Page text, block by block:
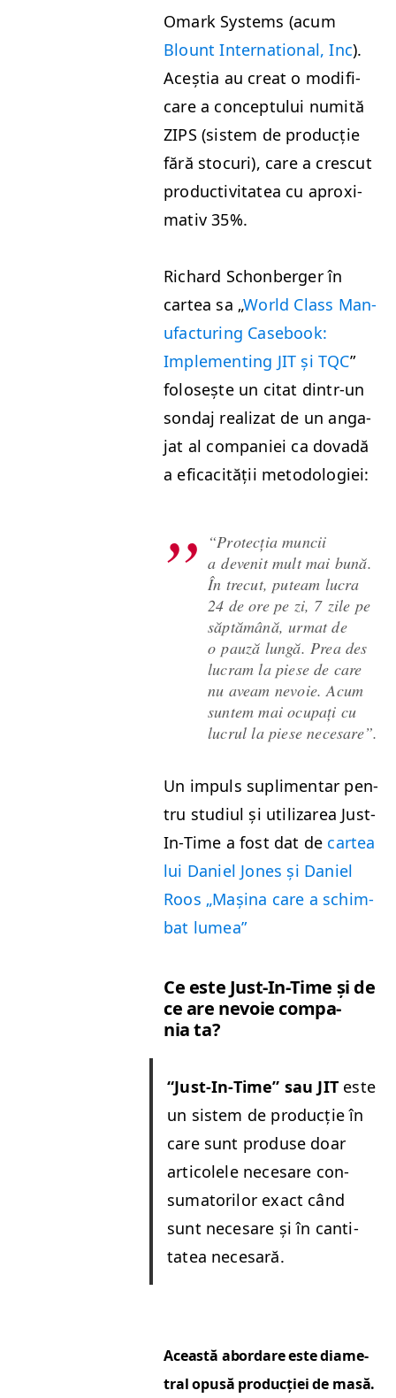
Omark Sys­tems (acum
Blount Inter­na­tion­al, Inc).
Aceș­tia au cre­at o mod­i­fi­
care a con­cep­tu­lui numită
ZIPS (sis­tem de pro­ducție
fără stocuri), care a cres­cut
pro­duc­tiv­i­tatea cu aprox­i­
ma­tiv 35%.
Richard Schon­berg­er în
cartea sa „World Class Man­
u­fac­tur­ing Case­book:
Imple­ment­ing JIT șiTQC”
folosește un citat din­tr-un
son­daj real­izat de un anga­
jat al com­paniei ca dovadă
a efi­cac­ității metodologiei:
“Pro­tecția muncii
a devenit mult mai bună.
În tre­cut, puteam lucra
24 de ore pe zi, 7 zile pe
săp­tămână, urmat de
o pauză lungă. Prea des
lucram la piese de care
nu aveam nevoie. Acum
sun­tem mai ocu­pați cu
lucrul la piese necesare”.
Un impuls supli­men­tar pen­
tru studi­ul și uti­lizarea Just-
In-Time a fost dat de cartea
lui Daniel Jones și Daniel
Roos „Mași­na care a schim­
bat lumea”
Ce este Just-In-Time și de
ce are nevoie com­pa­
nia ta?
“Just-In-Time” sau JIT este
un sis­tem de pro­ducție în
care sunt pro­duse doar
arti­colele nece­sare con­
suma­to­rilor exact când
sunt nece­sare și în can­ti­
tatea necesară.
Această abor­dare este diame­
tral opusă pro­ducției de masă.